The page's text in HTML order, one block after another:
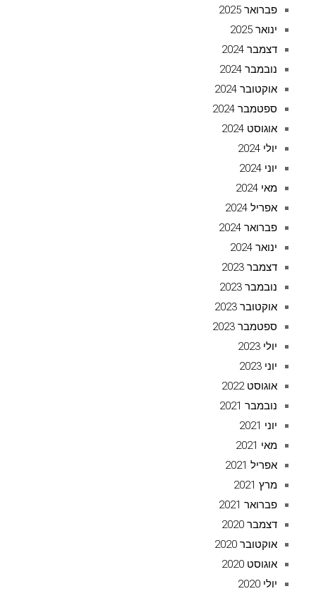
פברואר 2025
ינואר 2025
דצמבר 2024
נובמבר 2024
אוקטובר 2024
ספטמבר 2024
אוגוסט 2024
יולי 2024
יוני 2024
מאי 2024
אפריל 2024
פברואר 2024
ינואר 2024
דצמבר 2023
נובמבר 2023
אוקטובר 2023
ספטמבר 2023
יולי 2023
יוני 2023
אוגוסט 2022
נובמבר 2021
יוני 2021
מאי 2021
אפריל 2021
מרץ 2021
פברואר 2021
דצמבר 2020
אוקטובר 2020
אוגוסט 2020
יולי 2020